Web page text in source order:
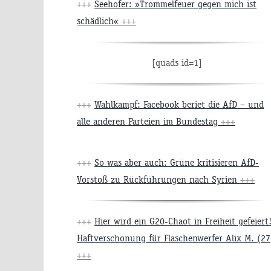
+++ Seehofer: »Trommelfeuer gegen mich ist
schädlich« +++
[quads id=1]
+++ Wahlkampf: Facebook beriet die AfD – und
alle anderen Parteien im Bundestag +++
+++ So was aber auch: Grüne kritisieren AfD-
Vorstoß zu Rückführungen nach Syrien +++
+++ Hier wird ein G20-Chaot in Freiheit gefeiert!
Haftverschonung für Flaschenwerfer Alix M.
+++